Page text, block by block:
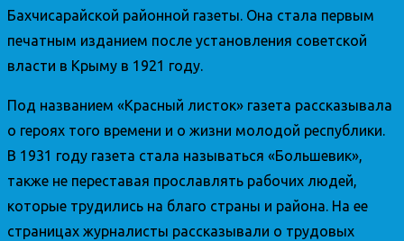
Бахчисарайской районной газеты. Она стала первым
печатным изданием после установления советской
власти в Крыму в 1921 году.
Под названием «Красный листок» газета рассказывала
о героях того времени и о жизни молодой республики.
В 1931 году газета стала называться «Большевик»,
также не переставая прославлять рабочих людей,
которые трудились на благо страны и района. На ее
страницах журналисты рассказывали о трудовых